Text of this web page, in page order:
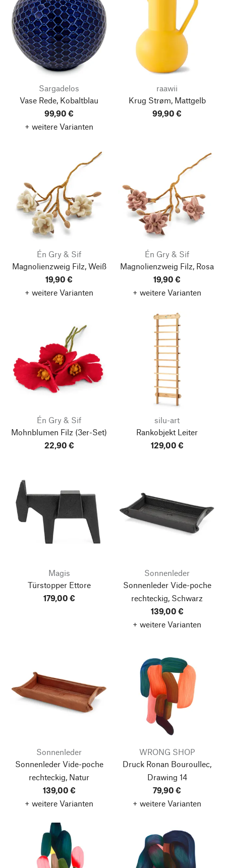
Sargadelos
Vase Rede, Kobaltblau
99,90 €
+ weitere Varianten
raawii
Krug Strøm, Mattgelb
99,90 €
Én Gry & Sif
Magnolienzweig Filz, Weiß
19,90 €
+ weitere Varianten
Én Gry & Sif
Magnolienzweig Filz, Rosa
19,90 €
+ weitere Varianten
Én Gry & Sif
Mohnblumen Filz (3er-Set)
22,90 €
silu-art
Rankobjekt Leiter
129,00 €
Magis
Türstopper Ettore
179,00 €
Sonnenleder
Sonnenleder Vide-poche
rechteckig, Schwarz
139,00 €
+ weitere Varianten
Sonnenleder
Sonnenleder Vide-poche
rechteckig, Natur
139,00 €
+ weitere Varianten
WRONG SHOP
Druck Ronan Bouroullec,
Drawing 14
79,90 €
+ weitere Varianten